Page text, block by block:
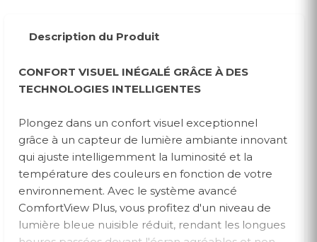
Description du Produit
CONFORT VISUEL INÉGALÉ GRÂCE À DES
TECHNOLOGIES INTELLIGENTES
Plongez dans un confort visuel exceptionnel
grâce à un capteur de lumière ambiante innovant
qui ajuste intelligemment la luminosité et la
température des couleurs en fonction de votre
environnement. Avec le système avancé
ComfortView Plus, vous profitez d'un niveau de
lumière bleue nuisible réduit, rendant les longues